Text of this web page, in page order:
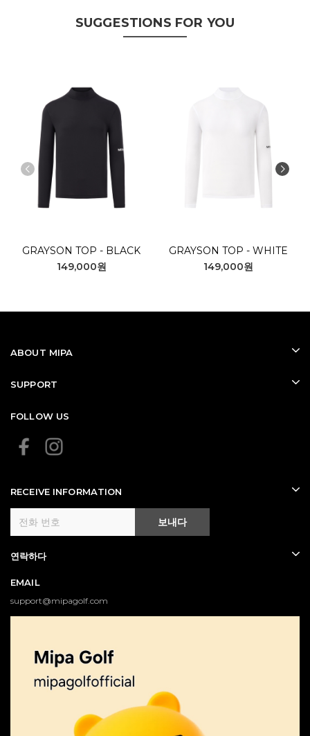
SUGGESTIONS FOR YOU
GRAYSON TOP - BLACK
149,000원
GRAYSON TOP - WHITE
149,000원
ABOUT MIPA
SUPPORT
FOLLOW US
RECEIVE INFORMATION
보내다
연락하다
EMAIL
support@mipagolf.com